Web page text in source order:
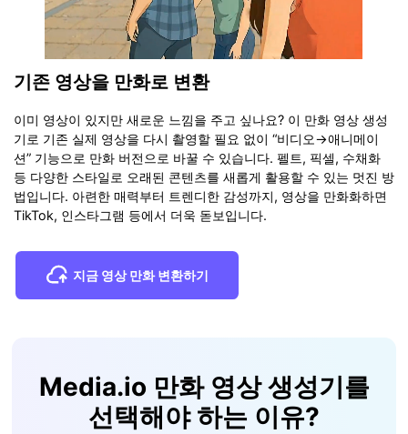
기존 영상을 만화로 변환
이미 영상이 있지만 새로운 느낌을 주고 싶나요? 이 만화 영상 생성
기로 기존 실제 영상을 다시 촬영할 필요 없이 “비디오→애니메이
션” 기능으로 만화 버전으로 바꿀 수 있습니다. 펠트, 픽셀, 수채화
등 다양한 스타일로 오래된 콘텐츠를 새롭게 활용할 수 있는 멋진 방
법입니다. 아련한 매력부터 트렌디한 감성까지, 영상을 만화화하면
TikTok, 인스타그램 등에서 더욱 돋보입니다.
지금 영상 만화 변환하기
Media.io 만화 영상 생성기를
선택해야 하는 이유?